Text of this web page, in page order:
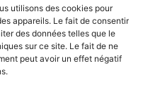
utilisons des cookies pour
appareils. Le fait de consentir
des données telles que le
sur ce site. Le fait de ne
peut avoir un effet négatif
(UE)